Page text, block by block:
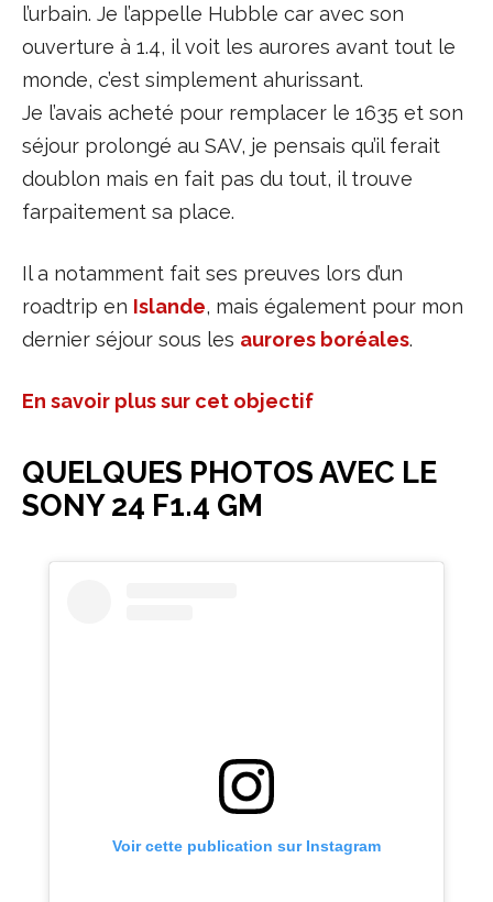
l’urbain. Je l’appelle Hubble car avec son
ouverture à 1.4, il voit les aurores avant tout le
monde, c’est simplement ahurissant.
Je l’avais acheté pour remplacer le 1635 et son
séjour prolongé au SAV, je pensais qu’il ferait
doublon mais en fait pas du tout, il trouve
farpaitement sa place.
Il a notamment fait ses preuves lors d’un
roadtrip en Islande, mais également pour mon
dernier séjour sous les aurores boréales.
En savoir plus sur cet objectif
QUELQUES PHOTOS AVEC LE
SONY 24 F1.4 GM
Voir cette publication sur Instagram